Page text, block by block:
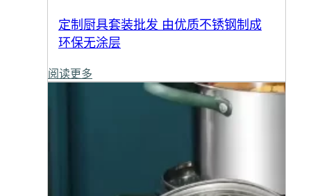
定制厨具套装批发 由优质不锈钢制成
环保无涂层
阅读更多